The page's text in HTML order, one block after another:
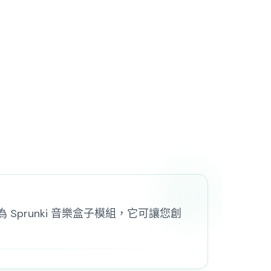
Sprunki 音樂盒子模組，它可讓您創